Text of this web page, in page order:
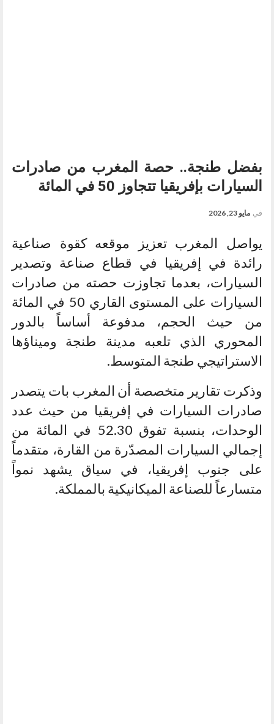
بفضل طنجة.. حصة المغرب من صادرات
السيارات بإفريقيا تتجاوز 50 في المائة
في مايو 23, 2026
يواصل المغرب تعزيز موقعه كقوة صناعية
رائدة في إفريقيا في قطاع صناعة وتصدير
السيارات، بعدما تجاوزت حصته من صادرات
السيارات على المستوى القاري 50 في المائة
من حيث الحجم، مدفوعة أساساً بالدور
المحوري الذي تلعبه مدينة طنجة وميناؤها
الاستراتيجي طنجة المتوسط.
وذكرت تقارير متخصصة أن المغرب بات يتصدر
صادرات السيارات في إفريقيا من حيث عدد
الوحدات، بنسبة تفوق 52.30 في المائة من
إجمالي السيارات المصدّرة من القارة، متقدماً
على جنوب إفريقيا، في سياق يشهد نمواً
متسارعاً للصناعة الميكانيكية بالمملكة.